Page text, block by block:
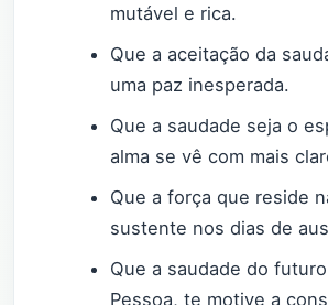
mutável e rica.
Que a aceitação da
uma paz inesperada.
Que a saudade seja o
alma se vê com mais
Que a força que reside
sustente nos dias de
Que a saudade do
Pessoa, te motive a